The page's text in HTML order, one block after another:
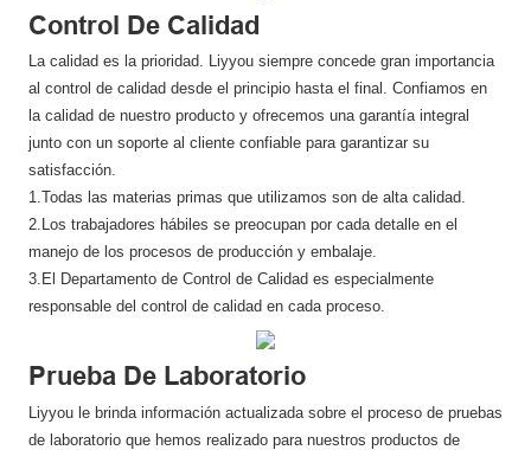
Control De Calidad
La calidad es la prioridad. Liyyou siempre concede gran importancia
al control de calidad desde el principio hasta el final. Confiamos en
la calidad de nuestro producto y ofrecemos una garantía integral
junto con un soporte al cliente confiable para garantizar su
satisfacción.
1.Todas las materias primas que utilizamos son de alta calidad.
2.Los trabajadores hábiles se preocupan por cada detalle en el
manejo de los procesos de producción y embalaje.
3.El Departamento de Control de Calidad es especialmente
responsable del control de calidad en cada proceso.
Prueba De Laboratorio
Liyyou le brinda información actualizada sobre el proceso de pruebas
de laboratorio que hemos realizado para nuestros productos de